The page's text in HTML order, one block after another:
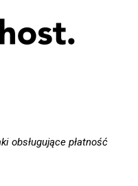
obsługujące płatność